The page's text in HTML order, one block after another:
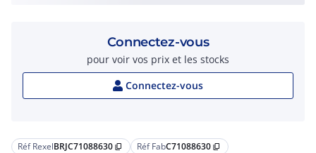
Réf RexelBRJC71088630 content_copy Réf FabC71088630 content_copy
Connectez-vous
pour voir vos prix et les stocks
Connectez-vous